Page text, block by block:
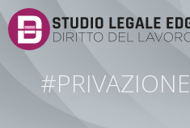
#PRIVAZIONE